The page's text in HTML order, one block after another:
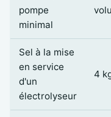
pompe
minimal
Sel à la mise
en service
d'un
électrolyseur
4